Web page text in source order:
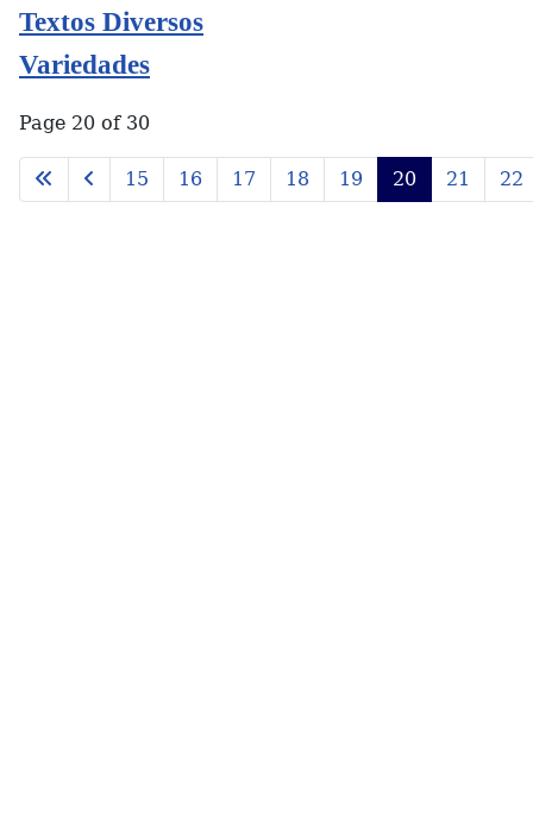
Textos Diversos
Variedades
Page 20 of 30
15 16 17 18 19 20 21 22